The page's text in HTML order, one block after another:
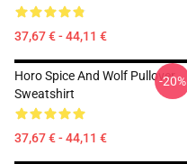
37,67 € - 44,11 €
Horo Spice And Wolf Pullover
Sweatshirt
37,67 € - 44,11 €
-20%